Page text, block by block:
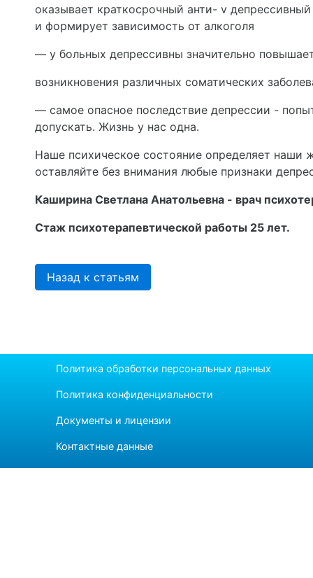
оказывает краткосрочный анти- v
и формирует зависимость от алкоголя
— у больных депрессивны значительно
возникновения различных со­матических
— самое опасное последствие депрессии -
допускать. Жизнь у нас одна.
Наше психическое состояние определяет наши
оставляйте без внимания любые признаки
Каширина Светлана Анатольевна - врач
Стаж психотерапевтической работы 25 лет.
Назад к статьям
Политика обработки персональных данных
Политика конфиденциальности
Документы и лицензии
Контактные данные